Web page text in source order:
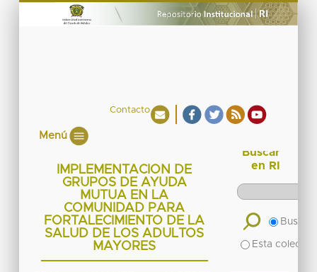
Contacto
Menú
IMPLEMENTACION DE
GRUPOS DE AYUDA
MUTUA EN LA
COMUNIDAD PARA
FORTALECIMIENTO DE LA
SALUD DE LOS ADULTOS
MAYORES
Buscar
en RI
Buscar
Esta